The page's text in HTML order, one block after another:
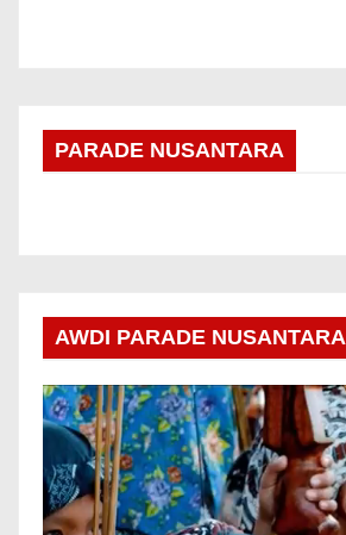
PARADE NUSANTARA
AWDI PARADE NUSANTARA